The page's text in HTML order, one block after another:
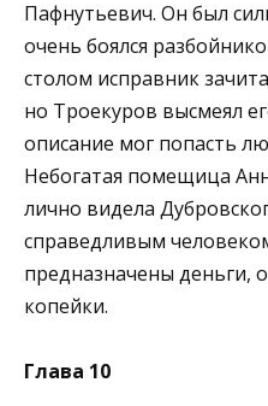
Пафнутьевич. Он был
очень боялся
столом исправник
но Троекуров высмеял
описание мог попасть
Небогатая помещица
лично видела
справедливым
предназначены деньги,
копейки.
Глава 10